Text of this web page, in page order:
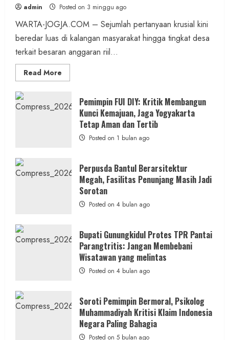
admin Posted on 3 minggu ago
WARTA-JOGJA.COM – Sejumlah pertanyaan krusial kini
beredar luas di kalangan masyarakat hingga tingkat desa
terkait besaran anggaran riil...
Read More
more
Gedung
KDMP
Rp1,6
Miliar,
Diduga
Hanya
Separuhnya
Kontraktor:
Ketum
PWRI
Minta
Pemimpin FUI DIY: Kritik Membangun
Kunci Kemajuan, Jaga Yogyakarta
Tetap Aman dan Tertib
Posted on 1 bulan ago
Perpusda Bantul Berarsitektur
Megah, Fasilitas Penunjang Masih Jadi
Sorotan
Posted on 4 bulan ago
Bupati Gunungkidul Protes TPR Pantai
Parangtritis: Jangan Membebani
Wisatawan yang melintas
Posted on 4 bulan ago
Soroti Pemimpin Bermoral, Psikolog
Muhammadiyah Kritisi Klaim Indonesia
Negara Paling Bahagia
Posted on 5 bulan ago